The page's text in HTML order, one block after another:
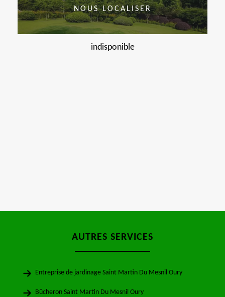
NOUS LOCALISER
indisponible
AUTRES SERVICES
Entreprise de jardinage Saint Martin Du Mesnil Oury
Bûcheron Saint Martin Du Mesnil Oury